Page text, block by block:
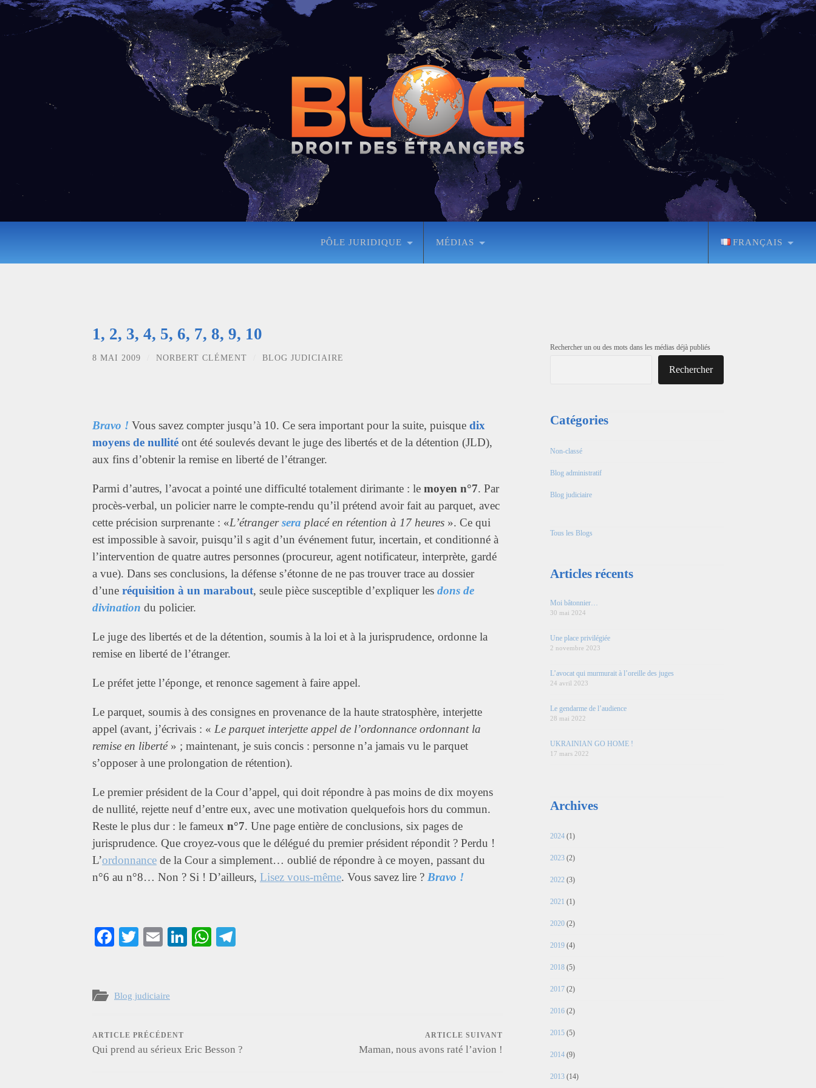
PÔLE JURIDIQUE MÉDIAS FRANÇAIS
1, 2, 3, 4, 5, 6, 7, 8, 9, 10
8 MAI 2009 NORBERT CLÉMENT BLOG JUDICIAIRE
Bravo ! Vous savez compter jusqu’à 10. Ce sera important pour la suite, puisque dix
moyens de nullité ont été soulevés devant le juge des libertés et de la détention (JLD),
aux fins d’obtenir la remise en liberté de l’étranger.
Parmi d’autres, l’avocat a pointé une difficulté totalement dirimante : le moyen n°7. Par
procès-verbal, un policier narre le compte-rendu qu’il prétend avoir fait au parquet, avec
cette précision surprenante : «L’étrangersera placé en rétention à 17 heures ». Ce qui
est impossible à savoir, puisqu’il s agit d’un événement futur, incertain, et conditionné à
l’intervention de quatre autres personnes (procureur, agent notificateur, interprète, gardé
a vue). Dans ses conclusions, la défense s’étonne de ne pas trouver trace au dossier
d’une réquisition à un marabout, seule pièce susceptible d’expliquer les dons de
divination du policier.
Le juge des libertés et de la détention, soumis à la loi et à la jurisprudence, ordonne la
remise en liberté de l’étranger.
Le préfet jette l’éponge, et renonce sagement à faire appel.
Le parquet, soumis à des consignes en provenance de la haute stratosphère, interjette
appel (avant, j’écrivais : « Le parquet interjette appel de l’ordonnance ordonnant la
remise en liberté» ; maintenant, je suis concis : personne n’a jamais vu le parquet
s’opposer à une prolongation de rétention).
Le premier président de la Cour d’appel, qui doit répondre à pas moins de dix moyens
de nullité, rejette neuf d’entre eux, avec une motivation quelquefois hors du commun.
Reste le plus dur : le fameux n°7. Une page entière de conclusions, six pages de
jurisprudence. Que croyez-vous que le délégué du premier président répondit ? Perdu !
L’ordonnance de la Cour a simplement… oublié de répondre à ce moyen, passant du
n°6 au n°8… Non ? Si ! D’ailleurs, Lisez vous-même. Vous savez lire ? Bravo !
Facebook
Twitter
EmailLinkedIn
WhatsApp
Blog judiciaire
ARTICLE PRÉCÉDENT
Qui prend au sérieux Eric Besson ?
ARTICLE SUIVANT
Maman, nous avons raté l’avion !
Rechercher un ou des mots dans les médias déjà publiés
Rechercher
Catégories
Non-classé
Blog administratif
Blog judiciaire
Tous les Blogs
Articles récents
Moi bâtonnier…
30 mai 2024
Une place privilégiée
2 novembre 2023
L’avocat qui murmurait à l’oreille des juges
24 avril 2023
Le gendarme de l’audience
28 mai 2022
UKRAINIAN GO HOME !
17 mars 2022
Archives
2024 (1)
2023 (2)
2022 (3)
2021 (1)
2020 (2)
2019 (4)
2018 (5)
2017 (2)
2016 (2)
2015 (5)
2014 (9)
2013 (14)